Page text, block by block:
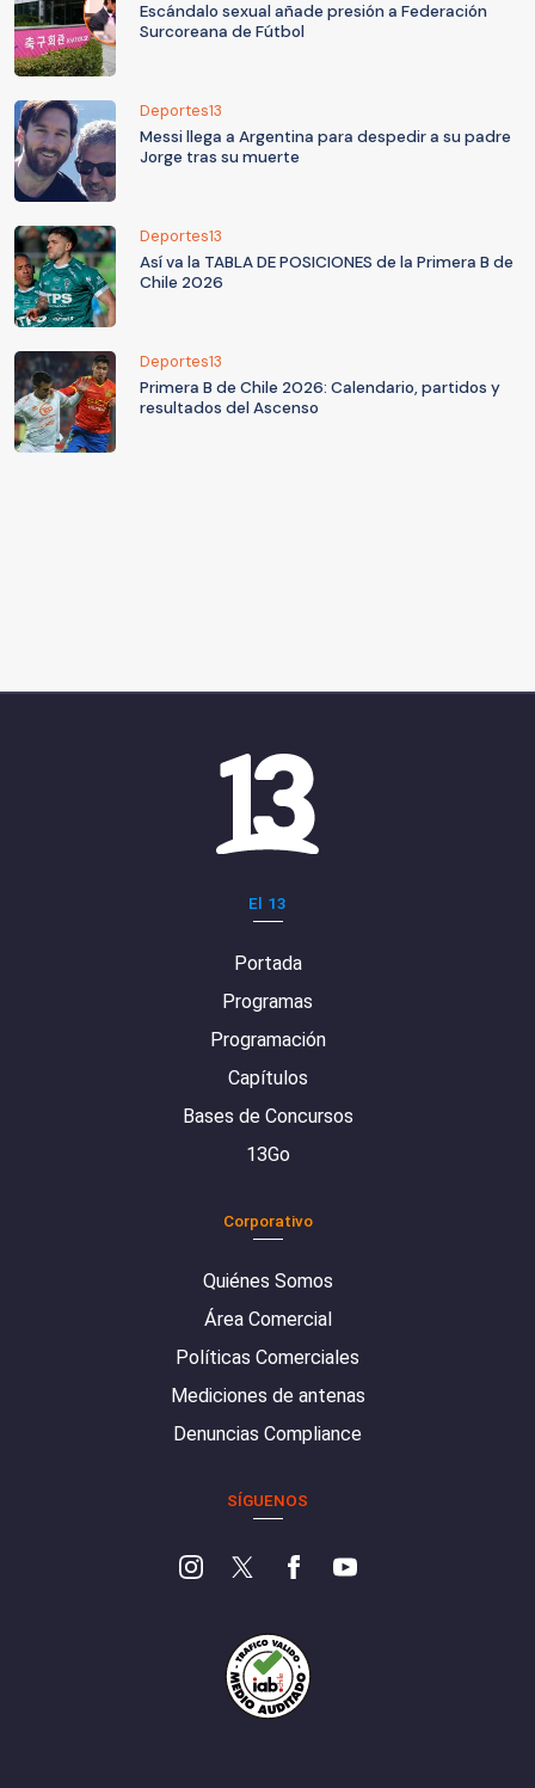
Escándalo sexual añade presión a Federación
Surcoreana de Fútbol
Deportes13
Messi llega a Argentina para despedir a su padre
Jorge tras su muerte
Deportes13
Así va la TABLA DE POSICIONES de la Primera B de
Chile 2026
Deportes13
Primera B de Chile 2026: Calendario, partidos y
resultados del Ascenso
El 13
Portada
Programas
Programación
Capítulos
Bases de Concursos
13Go
Corporativo
Quiénes Somos
Área Comercial
Políticas Comerciales
Mediciones de antenas
Denuncias Compliance
SÍGUENOS